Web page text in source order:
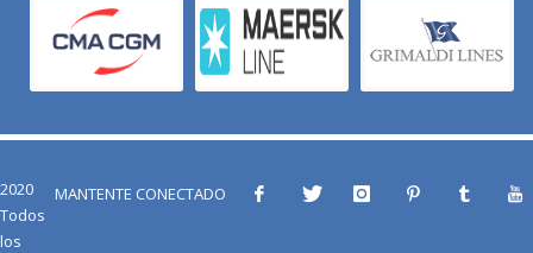
MANTENTE CONECTADO
2020
Todos
los